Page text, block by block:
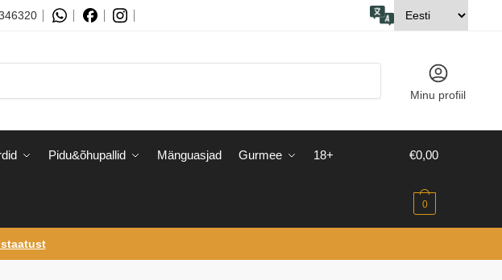
Minu profiil
Pidu&õhupallid Mänguasjad Gurmee 18+ €0,00
0